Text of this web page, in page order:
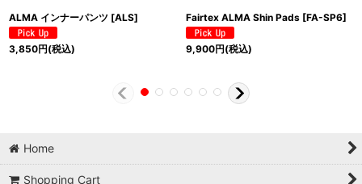
ALMA インナーパンツ [ALS]
3,850円(税込)
Fairtex ALMA Shin Pads [FA-SP6]
9,900円(税込)
Home
Shopping Cart